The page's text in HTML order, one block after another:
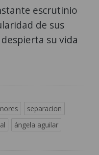
escrutinio
de sus
su vida
separacion
ángela aguilar